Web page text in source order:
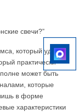
свечи?”
который уделял
практически
может быть
которые
в форме
характеристики